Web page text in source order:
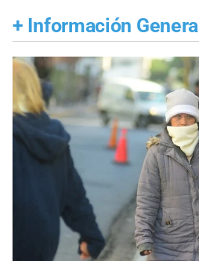
+ Información General